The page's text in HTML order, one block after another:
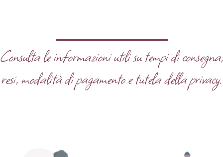
Consulta le informazioni utili su tempi di consegna,
resi, modalità di pagamento e tutela della privacy.